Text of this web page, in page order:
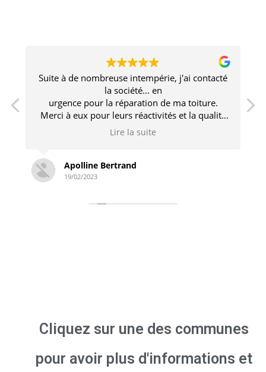
Suite à de nombreuse intempérie, j'ai contacté
la société… en
urgence pour la réparation de ma toiture.
Merci à eux pour leurs réactivités et la qualité
de travail effectué dans un intervalle de temps
Lire la suite
Apolline Bertrand
19/02/2023
Cliquez sur une des communes
pour avoir plus d'informations et